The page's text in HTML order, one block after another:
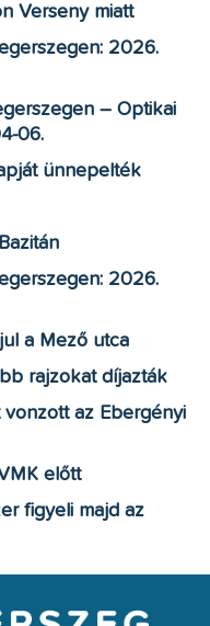
Verseny miatt
2026.
– Optikai
06.
ünnepelték
2026.
a Mező utca
rajzokat díjazták
az Ebergényi
előtt
figyeli majd az